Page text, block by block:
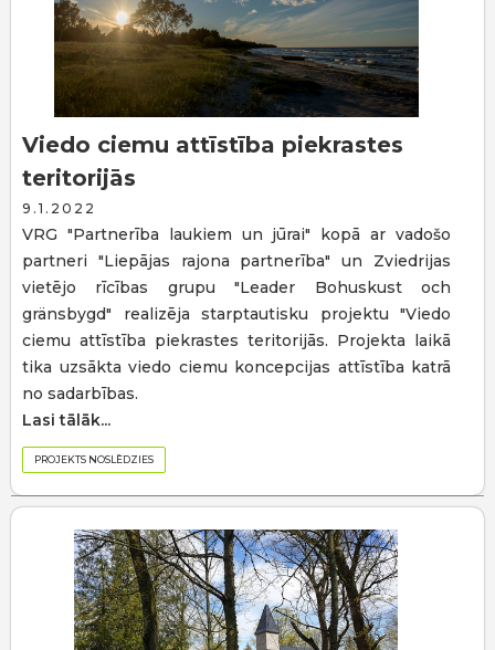
Viedo ciemu attīstība piekrastes
teritorijās
9.1.2022
VRG "Partnerība laukiem un jūrai" kopā ar vadošo
partneri "Liepājas rajona partnerība" un Zviedrijas
vietējo rīcības grupu "Leader Bohuskust och
gränsbygd" realizēja starptautisku projektu "Viedo
ciemu attīstība piekrastes teritorijās. Projekta laikā
tika uzsākta viedo ciemu koncepcijas attīstība katrā
no sadarbības.
Lasi tālāk...
PROJEKTS NOSLĒDZIES